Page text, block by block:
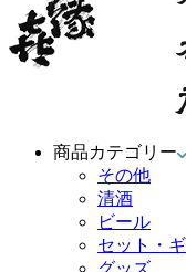
商品カテゴリー
その他
清酒
ビール
セット・
グッズ